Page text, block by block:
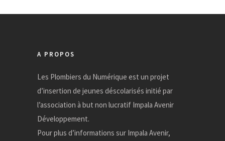
A PROPOS
Les Plombiers du Numérique est un projet
d’insertion de jeunes déscolarisés initié par
l’association à but non lucratif Impala Avenir
Développement.
Pour plus d’informations sur Impala Avenir,